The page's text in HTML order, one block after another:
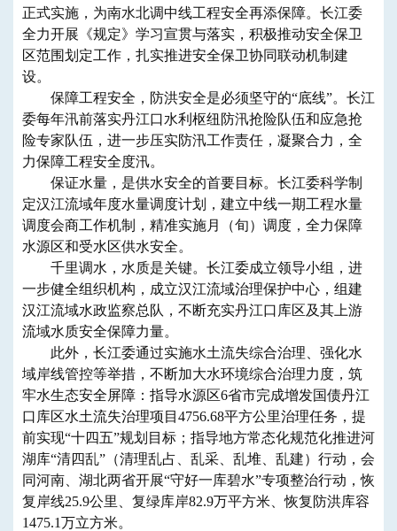
正式实施，为南水北调中线工程安全再添保障。长江委
全力开展《规定》学习宣贯与落实，积极推动安全保卫
区范围划定工作，扎实推进安全保卫协同联动机制建
设。
保障工程安全，防洪安全是必须坚守的“底线”。长江
委每年汛前落实丹江口水利枢纽防汛抢险队伍和应急抢
险专家队伍，进一步压实防汛工作责任，凝聚合力，全
力保障工程安全度汛。
保证水量，是供水安全的首要目标。长江委科学制
定汉江流域年度水量调度计划，建立中线一期工程水量
调度会商工作机制，精准实施月（旬）调度，全力保障
水源区和受水区供水安全。
千里调水，水质是关键。长江委成立领导小组，进
一步健全组织机构，成立汉江流域治理保护中心，组建
汉江流域水政监察总队，不断充实丹江口库区及其上游
流域水质安全保障力量。
此外，长江委通过实施水土流失综合治理、强化水
域岸线管控等举措，不断加大水环境综合治理力度，筑
牢水生态安全屏障：指导水源区6省市完成增发国债丹江
口库区水土流失治理项目4756.68平方公里治理任务，提
前实现“十四五”规划目标；指导地方常态化规范化推进河
湖库“清四乱”（清理乱占、乱采、乱堆、乱建）行动，会
同河南、湖北两省开展“守好一库碧水”专项整治行动，恢
复岸线25.9公里、复绿库岸82.9万平方米、恢复防洪库容
1475.1万立方米。